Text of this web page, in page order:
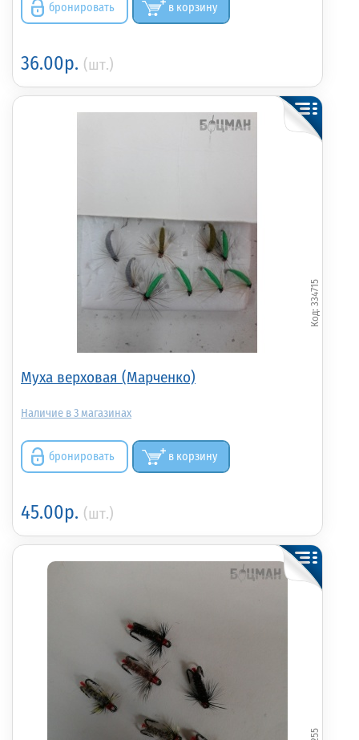
бронировать в корзину
36.00р. (шт.)
Муха верховая (Марченко)
334715
3
бронировать в корзину
45.00р. (шт.)